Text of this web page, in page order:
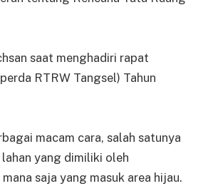
saat menghadiri rapat
RTRW Tangsel) Tahun
macam cara, salah satunya
yang dimiliki oleh
saja yang masuk area hijau.